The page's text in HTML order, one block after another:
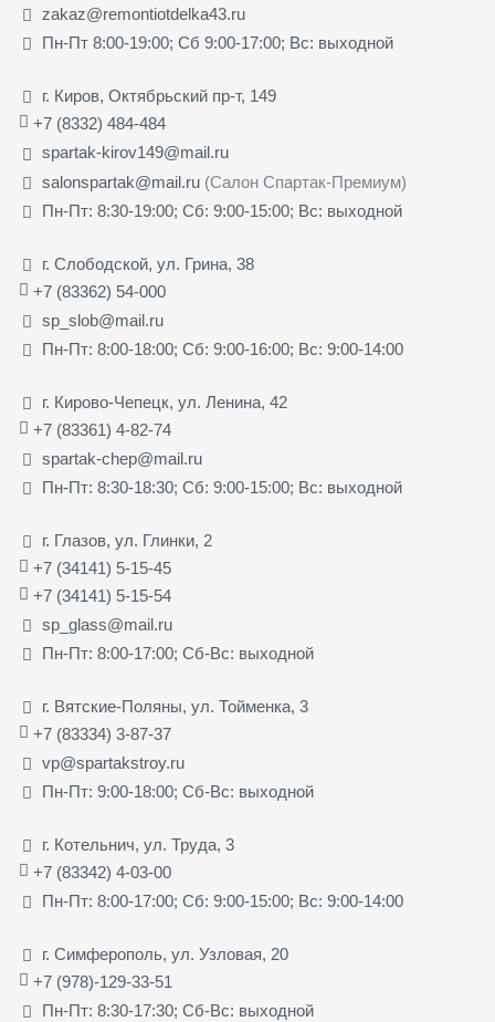
zakaz@remontiotdelka43.ru
Пн-Пт 8:00-19:00; Сб 9:00-17:00; Вс: выходной
г. Киров, Октябрьский пр-т, 149
+7 (8332) 484-484
spartak-kirov149@mail.ru
salonspartak@mail.ru (Салон Спартак-Премиум)
Пн-Пт: 8:30-19:00; Сб: 9:00-15:00; Вс: выходной
г. Слободской, ул. Грина, 38
+7 (83362) 54-000
sp_slob@mail.ru
Пн-Пт: 8:00-18:00; Сб: 9:00-16:00; Вс: 9:00-14:00
г. Кирово-Чепецк, ул. Ленина, 42
+7 (83361) 4-82-74
spartak-chep@mail.ru
Пн-Пт: 8:30-18:30; Сб: 9:00-15:00; Вс: выходной
г. Глазов, ул. Глинки, 2
+7 (34141) 5-15-45
+7 (34141) 5-15-54
sp_glass@mail.ru
Пн-Пт: 8:00-17:00; Сб-Вс: выходной
г. Вятские-Поляны, ул. Тойменка, 3
+7 (83334) 3-87-37
vp@spartakstroy.ru
Пн-Пт: 9:00-18:00; Сб-Вс: выходной
г. Котельнич, ул. Труда, 3
+7 (83342) 4-03-00
Пн-Пт: 8:00-17:00; Сб: 9:00-15:00; Вс: 9:00-14:00
г. Симферополь, ул. Узловая, 20
+7 (978)-129-33-51
Пн-Пт: 8:30-17:30; Сб-Вс: выходной